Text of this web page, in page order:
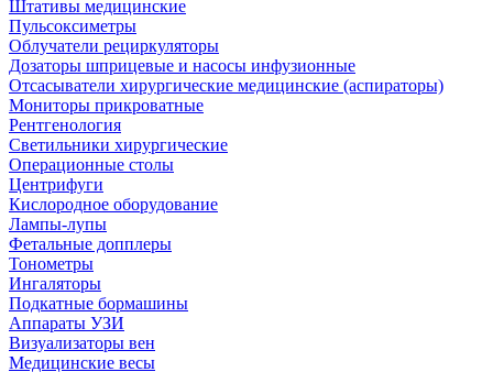
Штативы медицинские
Пульсоксиметры
Облучатели рециркуляторы
Дозаторы шприцевые и насосы инфузионные
Отсасыватели хирургические медицинские (аспираторы)
Мониторы прикроватные
Рентгенология
Светильники хирургические
Операционные столы
Центрифуги
Кислородное оборудование
Лампы-лупы
Фетальные допплеры
Тонометры
Ингаляторы
Подкатные бормашины
Аппараты УЗИ
Визуализаторы вен
Медицинские весы